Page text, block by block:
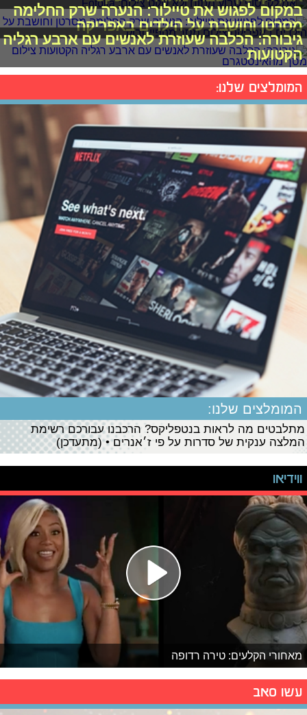
במקום לפגוש את טיילור: הנערה שרק החלימה
מסרטן וחושבת על הילדים באפריקה
גיבורה: הכלבה שעוזרת לאנשים עם ארבע רגליה
הקטועות
המומלצים שלנו:
המומלצים שלנו:
מתלבטים מה לראות בנטפליקס? הרכבנו עבורכם רשימת
המלצה ענקית של סדרות על פי ז׳אנרים • (מתעדכן)
ווידיאו
מאחורי הקלעים: טירה רדופה
עשו סאב